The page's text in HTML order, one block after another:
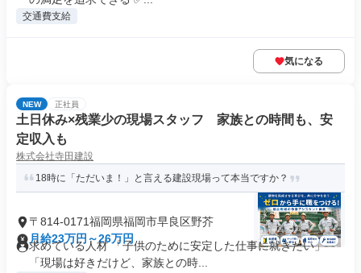
交通費支給
気になる
NEW 正社員
土日休み×残業少の現場スタッフ 家族との時間も、安
定収入も
株式会社寺田建設
18時に「ただいま！」と言える建設現場って本当ですか？
〒814-0171福岡県福岡市早良区野芥
月給23万円～26万円
求めている人材 「子供のために安定した仕事に就きたい」
「現場は好きだけど、家族との時...